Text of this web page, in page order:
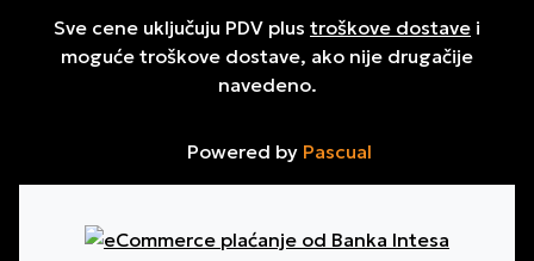
Sve cene uključuju PDV plus troškove dostave i
moguće troškove dostave, ako nije drugačije
navedeno.
Powered by Pascual